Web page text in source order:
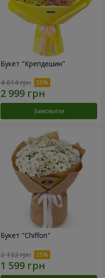
Букет "Крепдешин"
4 614 грн
Замовити
Букет "Chiffon"
2 132 грн